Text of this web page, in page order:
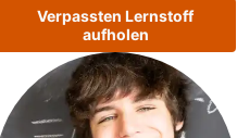
Verpassten Lernstoff
aufholen